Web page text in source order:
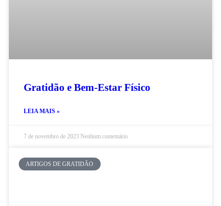
Gratidão e Bem-Estar Físico
LEIA MAIS »
7 de novembro de 2023 Nenhum comentário
ARTIGOS DE GRATIDÃO